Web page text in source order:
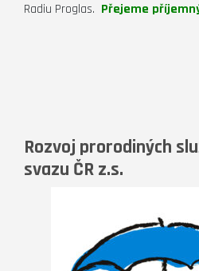
Radiu Proglas. Přejeme
Rozvoj prorodiných
svazu ČR z.s.